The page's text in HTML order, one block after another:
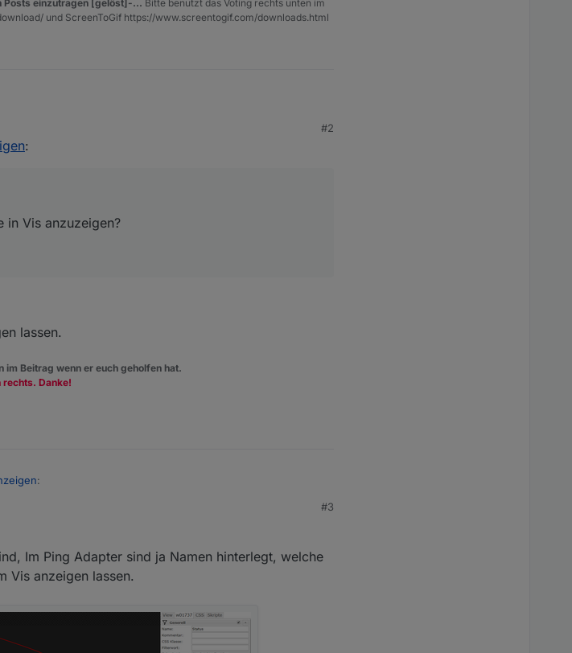
Posts einzutragen [gelöst]-... Bitte benutzt das Voting rechts unten im
und ScreenToGif https://www.screentogif.com/downloads.html
#2
:
in Vis anzuzeigen?
lassen.
im Beitrag wenn er euch geholfen hat.
rechts. Danke!
:
in Vis anzuzeigen?
lassen.
#3
Im Ping Adapter sind ja Namen hinterlegt, welche
Vis anzeigen lassen.